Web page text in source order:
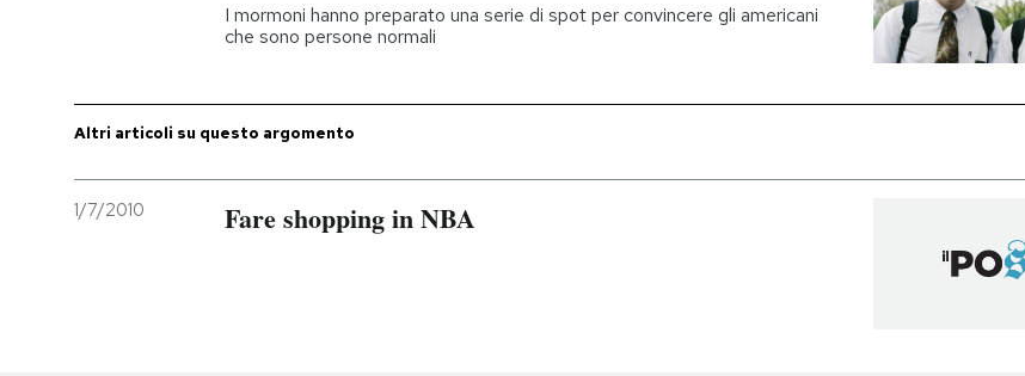
I mormoni hanno preparato una serie di spot per convincere gli americani
che sono persone normali
Altri articoli su questo argomento
1/7/2010 Fare shopping in NBA